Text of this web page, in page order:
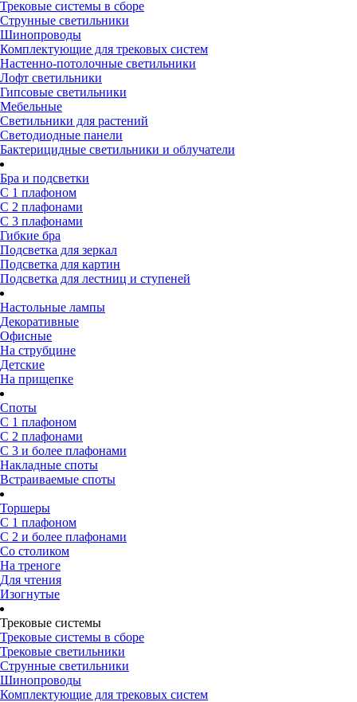
Трековые системы в сборе
Струнные светильники
Шинопроводы
Комплектующие для трековых систем
Настенно-потолочные светильники
Лофт светильники
Гипсовые светильники
Мебельные
Светильники для растений
Светодиодные панели
Бактерицидные светильники и облучатели
Бра и подсветки
С 1 плафоном
С 2 плафонами
С 3 плафонами
Гибкие бра
Подсветка для зеркал
Подсветка для картин
Подсветка для лестниц и ступеней
Настольные лампы
Декоративные
Офисные
На струбцине
Детские
На прищепке
Споты
С 1 плафоном
С 2 плафонами
С 3 и более плафонами
Накладные споты
Встраиваемые споты
Торшеры
С 1 плафоном
С 2 и более плафонами
Со столиком
На треноге
Для чтения
Изогнутые
Трековые системы
Трековые системы в сборе
Трековые светильники
Струнные светильники
Шинопроводы
Комплектующие для трековых систем